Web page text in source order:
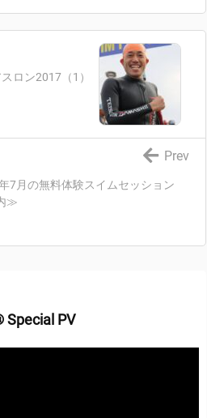
ロン2017（1）
7月の無料体験スイムセッション
≫
Prev
Special PV